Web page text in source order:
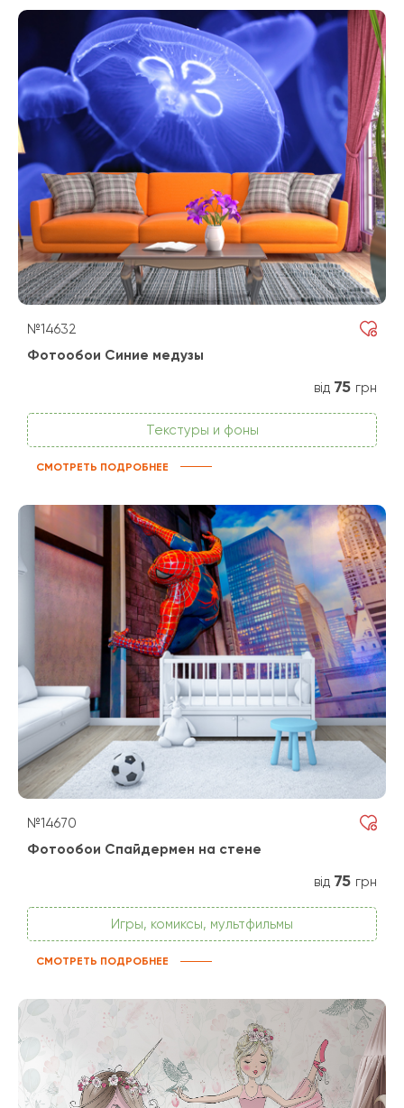
№14632
Фотообои Синие медузы
від 75 грн
Текстуры и фоны
СМОТРЕТЬ ПОДРОБНЕЕ
№14670
Фотообои Спайдермен на стене
від 75 грн
Игры, комиксы, мультфильмы
СМОТРЕТЬ ПОДРОБНЕЕ